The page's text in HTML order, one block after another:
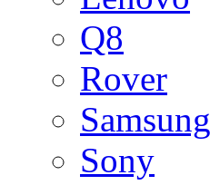
Q8
Rover
Samsung
Sony